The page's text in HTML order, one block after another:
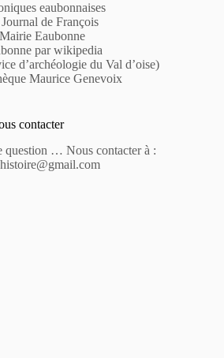
eaubonnaises
de François
Mairie Eaubonne
par wikipedia
d’archéologie du Val d’oise)
Maurice Genevoix
contacter
question … Nous contacter à :